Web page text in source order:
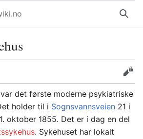
Søk
Rediger
var det første moderne psykiatriske
holder til i Sognsvannsveien 21 i
oktober 1855. Det er i dag en del
. Sykehuset har lokalt